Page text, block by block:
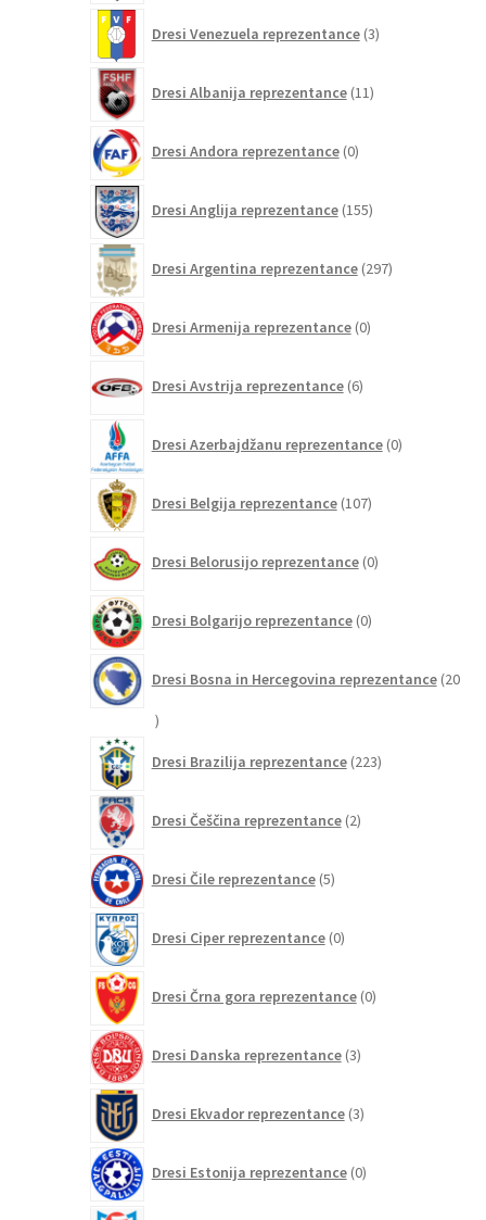
Dresi Venezuela reprezentance 3izdelki
Dresi Albanija reprezentance 11izdelkov
Dresi Andora reprezentance 0izdelkov
Dresi Anglija reprezentance 155izdelkov
Dresi Argentina reprezentance 297izdelkov
Dresi Armenija reprezentance 0izdelkov
Dresi Avstrija reprezentance 6izdelkov
Dresi Azerbajdžanu reprezentance 0izdelkov
Dresi Belgija reprezentance 107izdelkov
Dresi Belorusijo reprezentance 0izdelkov
Dresi Bolgarijo reprezentance 0izdelkov
Dresi Bosna in Hercegovina reprezentance 20
20
Dresi Brazilija reprezentance 223izdelkov
Dresi Češčina reprezentance 2izdelka
Dresi Čile reprezentance 5izdelkov
Dresi Ciper reprezentance 0izdelkov
Dresi Črna gora reprezentance 0izdelkov
Dresi Danska reprezentance 3izdelki
Dresi Ekvador reprezentance 3izdelki
Dresi Estonija reprezentance 0izdelkov